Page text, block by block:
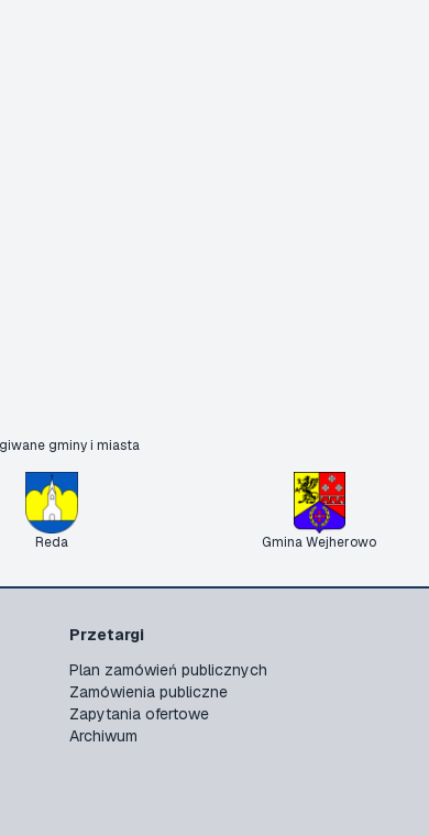
gminy i miasta
Reda Gmina Wejherowo
Przetargi
Plan zamówień publicznych
Zamówienia publiczne
Zapytania ofertowe
Archiwum